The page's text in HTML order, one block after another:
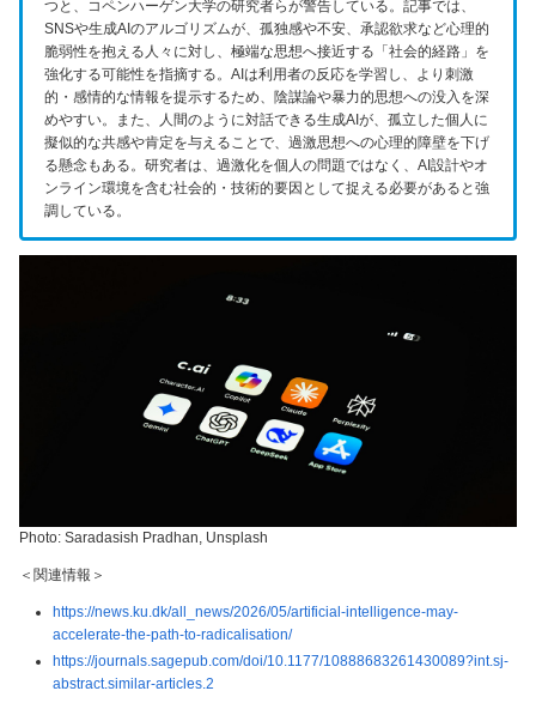
つと、コペンハーゲン大学の研究者らが警告している。記事では、
SNSや生成AIのアルゴリズムが、孤独感や不安、承認欲求など心理的
脆弱性を抱える人々に対し、極端な思想へ接近する「社会的経路」を
強化する可能性を指摘する。AIは利用者の反応を学習し、より刺激
的・感情的な情報を提示するため、陰謀論や暴力的思想への没入を深
めやすい。また、人間のように対話できる生成AIが、孤立した個人に
擬似的な共感や肯定を与えることで、過激思想への心理的障壁を下げ
る懸念もある。研究者は、過激化を個人の問題ではなく、AI設計やオ
ンライン環境を含む社会的・技術的要因として捉える必要があると強
調している。
Photo: Saradasish Pradhan, Unsplash
＜関連情報＞
https://news.ku.dk/all_news/2026/05/artificial-intelligence-may-
accelerate-the-path-to-radicalisation/
https://journals.sagepub.com/doi/10.1177/10888683261430089?int.sj-
abstract.similar-articles.2